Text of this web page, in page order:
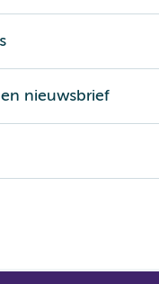
nieuwsbrief